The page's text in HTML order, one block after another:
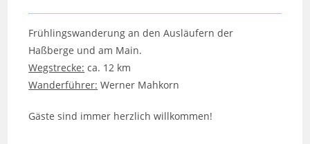
Frühlingswanderung an den Ausläufern der
Haßberge und am Main.
Wegstrecke: ca. 12 km
Wanderführer: Werner Mahkorn
Gäste sind immer herzlich willkommen!